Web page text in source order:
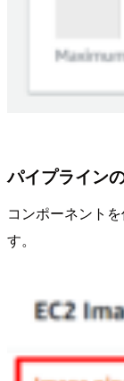
パイプライン
コンポーネント
す。